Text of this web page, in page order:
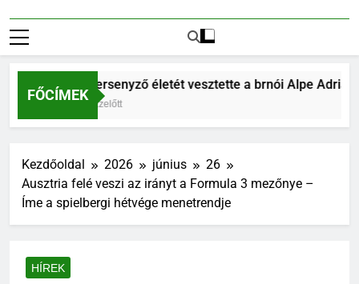
FŐCÍMEK
Két versenyző életét vesztette a brnói Alpe Adria
4 Hét Ezelőtt
Kezdőoldal 2026 június
26
Ausztria felé veszi az irányt a Formula 3 mezőnye –
Íme a spielbergi hétvége menetrendje
HÍREK